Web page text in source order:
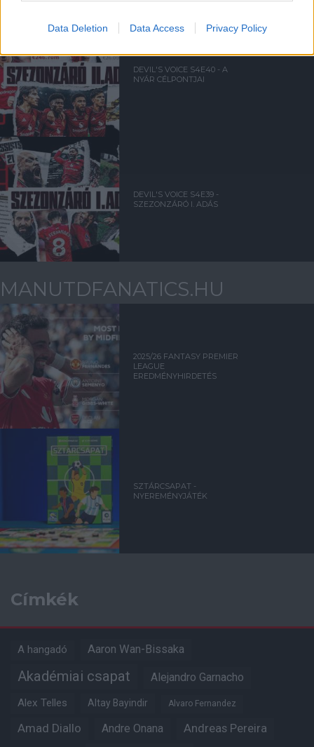
Data Deletion Data Access Privacy Policy
DEVIL'S VOICE S4E40 - A
NYÁR CÉLPONTJAI
DEVIL'S VOICE S4E39 -
SZEZONZÁRÓ I. ADÁS
MANUTDFANATICS.HU
2025/26 FANTASY PREMIER
LEAGUE
EREDMÉNYHIRDETÉS
SZTÁRCSAPAT -
NYEREMÉNYJÁTÉK
Címkék
A hangadó Aaron Wan-Bissaka
Akadémiai csapat Alejandro Garnacho
Alex Telles Altay Bayindir Alvaro Fernandez
Amad Diallo Andre Onana Andreas Pereira